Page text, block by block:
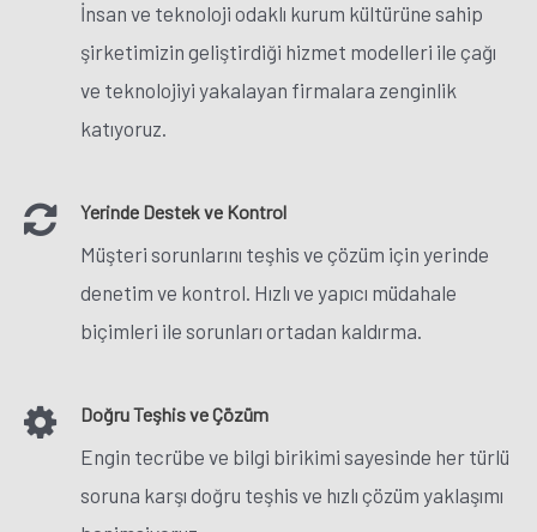
İnsan ve teknoloji odaklı kurum kültürüne sahip
şirketimizin geliştirdiği hizmet modelleri ile çağı
ve teknolojiyi yakalayan firmalara zenginlik
katıyoruz.
Yerinde Destek ve Kontrol
Müşteri sorunlarını teşhis ve çözüm için yerinde
denetim ve kontrol. Hızlı ve yapıcı müdahale
biçimleri ile sorunları ortadan kaldırma.
Doğru Teşhis ve Çözüm
Engin tecrübe ve bilgi birikimi sayesinde her türlü
soruna karşı doğru teşhis ve hızlı çözüm yaklaşımı